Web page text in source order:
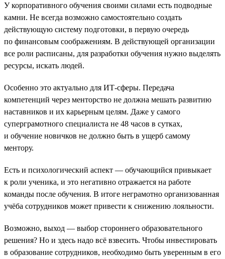
У корпоративного обучения своими силами есть подводные
камни. Не всегда возможно самостоятельно создать
действующую систему подготовки, в первую очередь
по финансовым соображениям. В действующей организации
все роли расписаны, для разработки обучения нужно выделять
ресурсы, искать людей.
Особенно это актуально для ИТ-сферы. Передача
компетенций через менторство не должна мешать развитию
наставников и их карьерным целям. Даже у самого
суперграмотного специалиста не 48 часов в сутках,
и обучение новичков не должно быть в ущерб самому
ментору.
Есть и психологический аспект — обучающийся привыкает
к роли ученика, и это негативно отражается на работе
команды после обучения. В итоге неграмотно организованная
учёба сотрудников может привести к снижению лояльности.
Возможно, выход — выбор стороннего образовательного
решения? Но и здесь надо всё взвесить. Чтобы инвестировать
в образование сотрудников, необходимо быть уверенным в его